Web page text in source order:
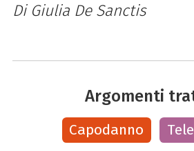
Di Giulia De Sanctis
Argomenti
Capodanno